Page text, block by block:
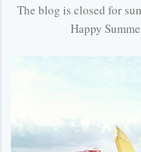
The blog is closed for
Happy